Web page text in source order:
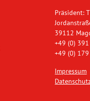
Präsident:
39112
+49 (0)
+49 (0)
Impressum